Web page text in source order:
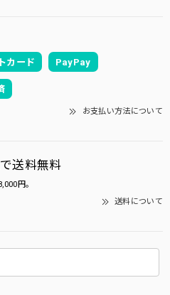
カード PayPay
お支払い方法について
送料無料
円。
送料について